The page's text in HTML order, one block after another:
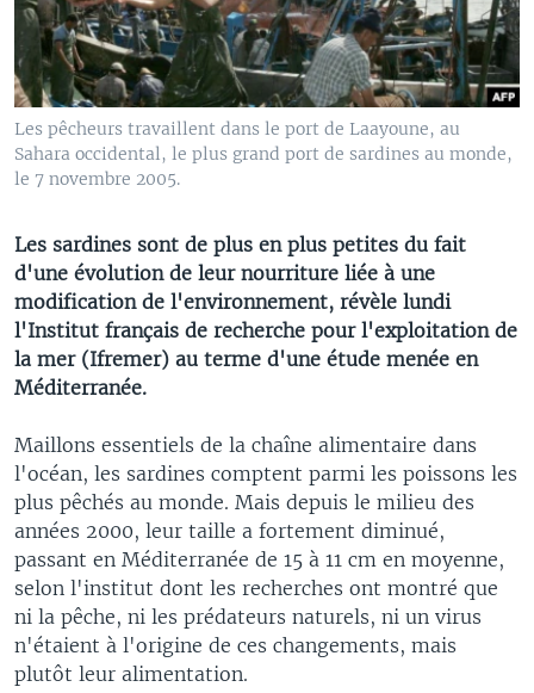
Les pêcheurs travaillent dans le port de Laayoune, au
Sahara occidental, le plus grand port de sardines au monde,
le 7 novembre 2005.
Les sardines sont de plus en plus petites du fait
d'une évolution de leur nourriture liée à une
modification de l'environnement, révèle lundi
l'Institut français de recherche pour l'exploitation de
la mer (Ifremer) au terme d'une étude menée en
Méditerranée.
Maillons essentiels de la chaîne alimentaire dans
l'océan, les sardines comptent parmi les poissons les
plus pêchés au monde. Mais depuis le milieu des
années 2000, leur taille a fortement diminué,
passant en Méditerranée de 15 à 11 cm en moyenne,
selon l'institut dont les recherches ont montré que
ni la pêche, ni les prédateurs naturels, ni un virus
n'étaient à l'origine de ces changements, mais
plutôt leur alimentation.